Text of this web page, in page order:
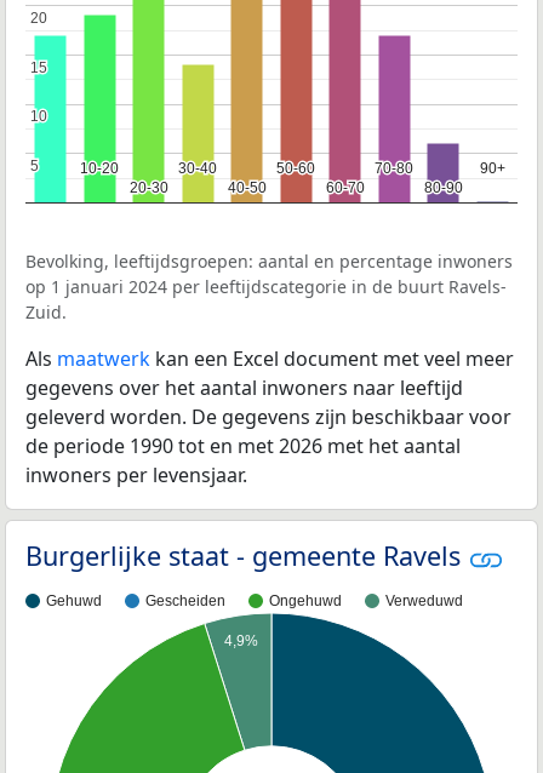
10-20
10-20
20-30
20-30
30-40
30-40
40-50
40-50
50-60
50-60
60-70
60-70
70-80
70-80
80-90
80-90
90+
90+
5
5
10
10
15
15
20
20
Bevolking, leeftijdsgroepen: aantal en percentage inwoners
op 1 januari 2024 per leeftijdscategorie in de buurt Ravels-
Zuid.
Als maatwerk kan een Excel document met veel meer
gegevens over het aantal inwoners naar leeftijd
geleverd worden. De gegevens zijn beschikbaar voor
de periode 1990 tot en met 2026 met het aantal
inwoners per levensjaar.
Burgerlijke staat - gemeente Ravels
Gehuwd Gescheiden Ongehuwd Verweduwd
4,9%